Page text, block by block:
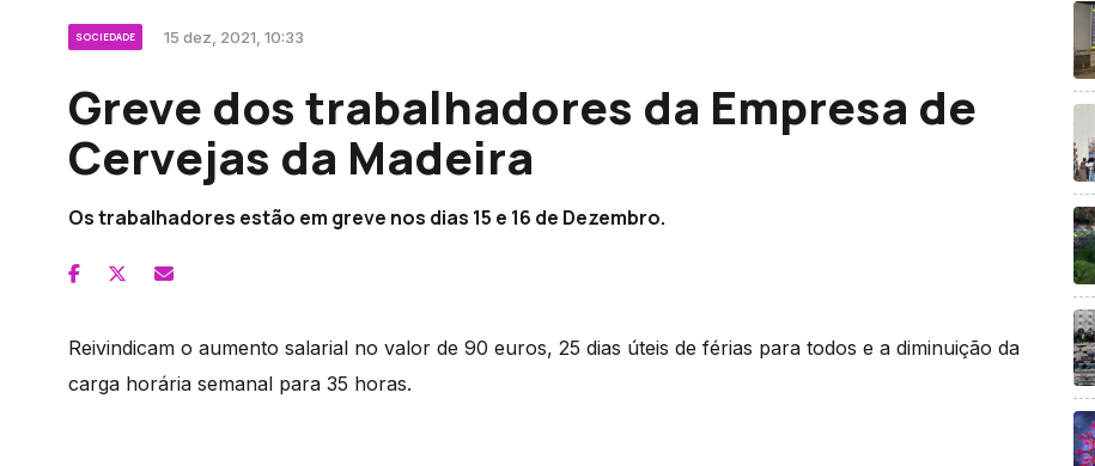
SOCIEDADE 15 dez, 2021, 10:33
Greve dos trabalhadores da Empresa de
Cervejas da Madeira
Os trabalhadores estão em greve nos dias 15 e 16 de Dezembro.
Reivindicam o aumento salarial no valor de 90 euros, 25 dias úteis de férias para todos e a diminuição da
carga horária semanal para 35 horas.